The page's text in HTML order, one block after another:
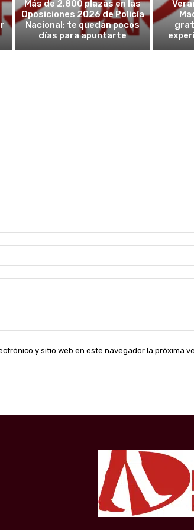
Más de 2.800 plazas en las
Oposiciones 2026 de Policía
Nacional: te quedan pocos
días para apuntarte
y sitio web en este navegador la próxima